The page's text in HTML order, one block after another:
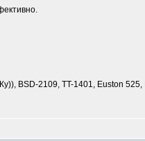
BSD-2109, TT-1401, Euston